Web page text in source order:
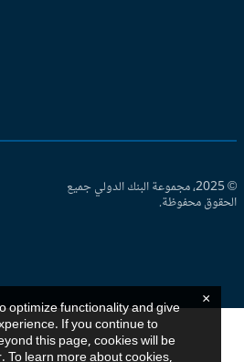
© 2025، مجموعة البنك الدولي جميع
محفوظة.
to optimize functionality and give
If you continue to
this page, cookies will be